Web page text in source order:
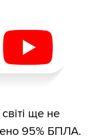
ще не
95% БПЛА.